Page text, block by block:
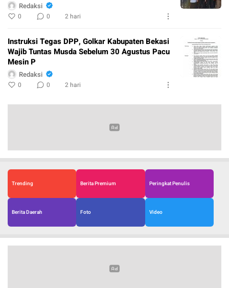
Redaksi
0 0 2 hari
Instruksi Tegas DPP, Golkar Kabupaten Bekasi
Wajib Tuntas Musda Sebelum 30 Agustus Pacu
Mesin P
Redaksi
0 0 2 hari
Trending Berita Premium Peringkat Penulis
Berita Daerah Foto Video